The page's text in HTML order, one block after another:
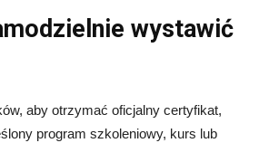
wystawić
aby otrzymać oficjalny certyfikat,
program szkoleniowy, kurs lub